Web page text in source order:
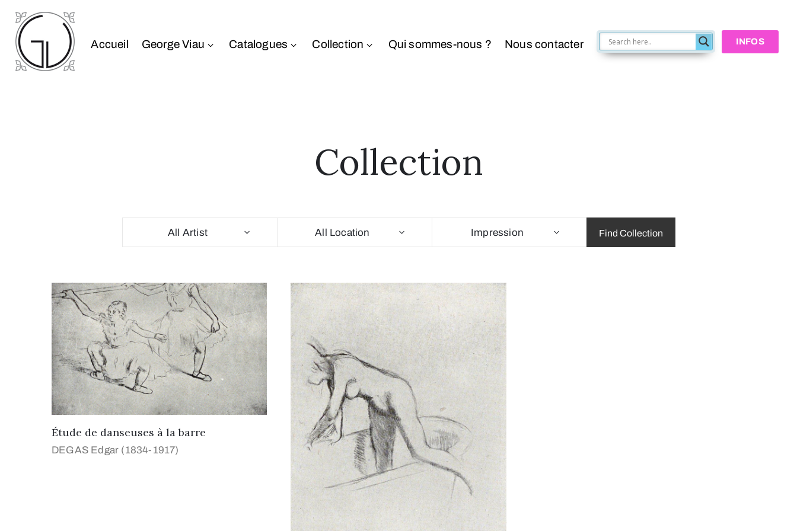
Accueil George Viau Catalogues Collection Qui sommes-nous ? Nous contacter INFOS
Collection
All Artist All Location Impression
Étude de danseuses à la barre
DEGAS Edgar (1834-1917)